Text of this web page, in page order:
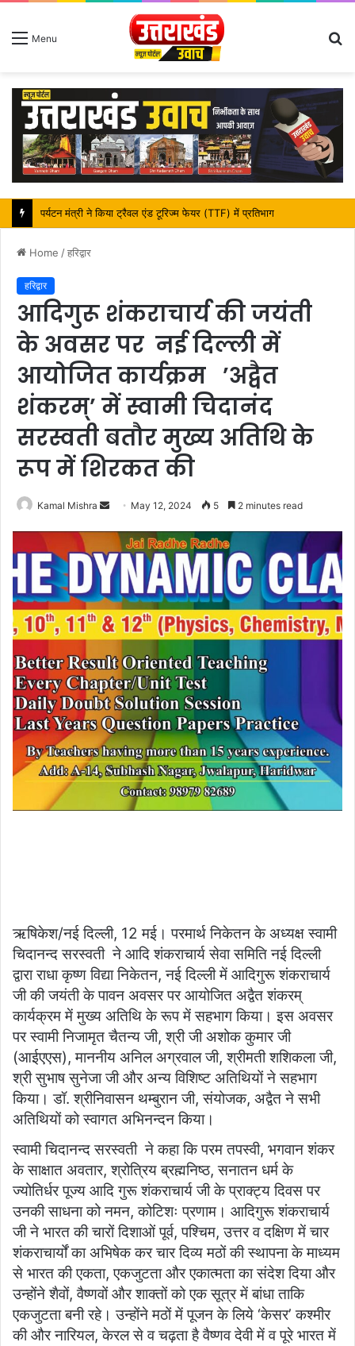
Menu
महापौर शंभू पासवान के जन्मदिवस पर क्षेत्र में विकास की सौगात
Home /हरिद्वार
हरिद्वार
आदिगुरू शंकराचार्य की जयंती
के अवसर पर नई दिल्ली में
आयोजित कार्यक्रम ’अद्वैत
शंकरम्’ में स्वामी चिदानंद
सरस्वती बतौर मुख्य अतिथि के
रूप में शिरकत की
Kamal Mishra
Send
email
May 12, 2024 5 2 minutes read
ऋषिकेश/नई दिल्ली, 12 मई। परमार्थ निकेतन के अध्यक्ष स्वामी
चिदानन्द सरस्वती ने आदि शंकराचार्य सेवा समिति नई दिल्ली
द्वारा राधा कृष्ण विद्या निकेतन, नई दिल्ली में आदिगुरू शंकराचार्य
जी की जयंती के पावन अवसर पर आयोजित अद्वैत शंकरम्
कार्यक्रम में मुख्य अतिथि के रूप में सहभाग किया। इस अवसर
पर स्वामी निजामृत चैतन्य जी, श्री जी अशोक कुमार जी
(आईएएस), माननीय अनिल अग्रवाल जी, श्रीमती शशिकला जी,
श्री सुभाष सुनेजा जी और अन्य विशिष्ट अतिथियों ने सहभाग
किया। डॉ. श्रीनिवासन थम्बुरान जी, संयोजक, अद्वैत ने सभी
अतिथियों को स्वागत अभिनन्दन किया।
स्वामी चिदानन्द सरस्वती ने कहा कि परम तपस्वी, भगवान शंकर
के साक्षात अवतार, श्रोत्रिय ब्रह्मनिष्ठ, सनातन धर्म के
ज्योतिर्धर पूज्य आदि गुरू शंकराचार्य जी के प्राक्ट्य दिवस पर
उनकी साधना को नमन, कोटिशः प्रणाम। आदिगुरू शंकराचार्य
जी ने भारत की चारों दिशाओं पूर्व, पश्चिम, उत्तर व दक्षिण में चार
शंकराचार्यों का अभिषेक कर चार दिव्य मठों की स्थापना के माध्यम
से भारत की एकता, एकजुटता और एकात्मता का संदेश दिया और
उन्होंने शैवों, वैष्णवों और शाक्तों को एक सूत्र में बांधा ताकि
एकजुटता बनी रहे। उन्होंने मठों में पूजन के लिये ‘केसर’ कश्मीर
की और नारियल, केरल से व चढ़ता है वैष्णव देवी में व पूरे भारत में